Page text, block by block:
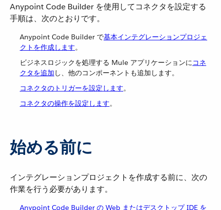
Anypoint Code Builder を使用してコネクタを設定する
手順は、次のとおりです。
Anypoint Code Builder で​基本インテグレーションプロジェ
クトを作成します​。
ビジネスロジックを処理する Mule アプリケーションに​コネ
クタを追加 ​し、他のコンポーネントも追加します。
コネクタのトリガーを設定します​。
コネクタの操作を設定します​。
始める前に
インテグレーションプロジェクトを作成する前に、次の
作業を行う必要があります。
Anypoint Code Builder の Web またはデスクトップ IDE を